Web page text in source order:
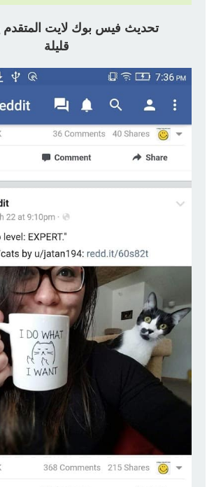
تحديث فيس بوك لايت المتقدم
قليلة